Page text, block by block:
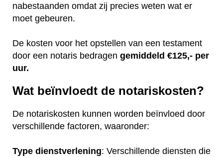
nabestaanden omdat zij precies weten wat er
moet gebeuren.
De kosten voor het opstellen van een testament
door een notaris bedragen gemiddeld €125,- per
uur.
Wat beïnvloedt de notariskosten?
De notariskosten kunnen worden beïnvloed door
verschillende factoren, waaronder:
Type dienstverlening: Verschillende diensten die